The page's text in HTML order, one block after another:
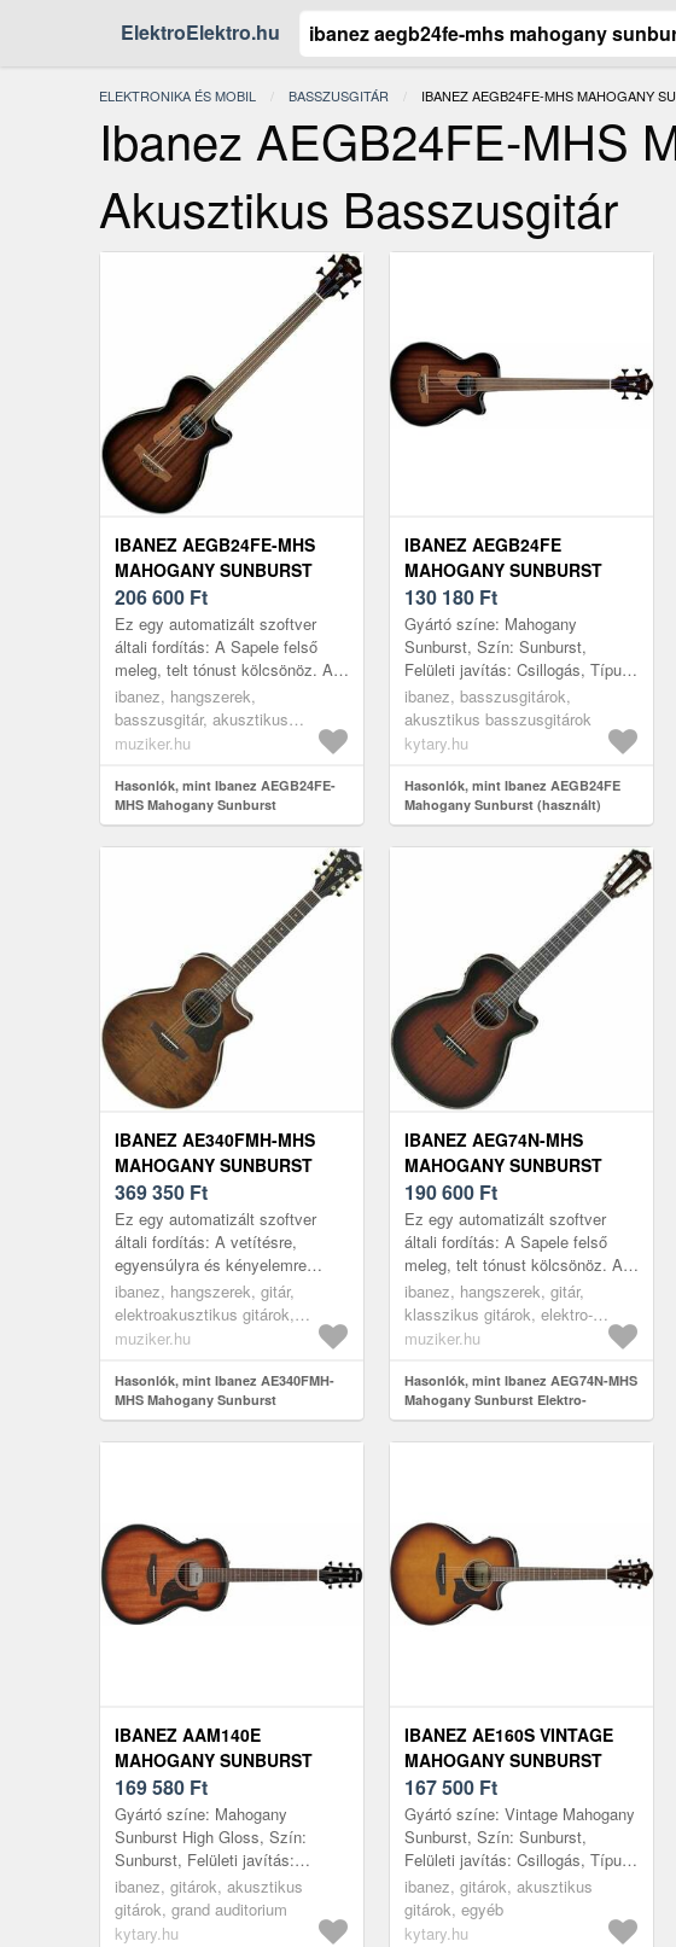
ElektroElektro.hu
ELEKTRONIKA ÉS MOBIL BASSZUSGITÁR JELENLEGI:
IBANEZ AEGB24FE-MHS MAHOGANY
Ibanez AEGB24FE-MHS
Akusztikus Basszusgitár
IBANEZ AEGB24FE-MHS
MAHOGANY SUNBURST
AKUSZTIKUS
BASSZUSGITÁR
206 600 Ft
Ez egy automatizált szoftver
általi fordítás: A Sapele felső
meleg, telt tónust kölcsönöz. A
Sapele hátoldala és oldalai telt
és meleg középső és é...
ibanez, hangszerek,
basszusgitár, akusztikus
basszusgitárok, burst
muziker.hu
Hasonlók, mint Ibanez AEGB24FE-
MHS Mahogany Sunburst
Akusztikus basszusgitár
IBANEZ AEGB24FE
MAHOGANY SUNBURST
(HASZNÁLT)
130 180 Ft
Gyártó színe: Mahogany
Sunburst, Szín: Sunburst,
Felületi javítás: Csillogás, Típus:
Singlecut, Húrok száma: 4,
Kivágás: Igen, Korpusz:
Rétegelt, E...
ibanez, basszusgitárok,
akusztikus basszusgitárok
kytary.hu
Hasonlók, mint Ibanez AEGB24FE
Mahogany Sunburst (használt)
IBANEZ AE340FMH-MHS
MAHOGANY SUNBURST
ELEKTROAKUSZTIKUS
GITÁR
369 350 Ft
Ez egy automatizált szoftver
általi fordítás: A vetítésre,
egyensúlyra és kényelemre
tervezett AE tökéletesen
kidolgozott, modern testformája a
vil...
ibanez, hangszerek, gitár,
elektroakusztikus gitárok,
elektroakusztikus jumbó gitárok,
muziker.hu
Hasonlók, mint Ibanez AE340FMH-
MHS Mahogany Sunburst
Elektroakusztikus gitár
IBANEZ AEG74N-MHS
MAHOGANY SUNBURST
ELEKTRO-KLASSZIKUS
GITÁR
190 600 Ft
Ez egy automatizált szoftver
általi fordítás: A Sapele felső
meleg, telt tónust kölcsönöz. A
Bocote hátulja és oldalai
gyönyörű fa erezetűek, és er...
ibanez, hangszerek, gitár,
klasszikus gitárok, elektro-
klasszikus gitárok, burst
muziker.hu
Hasonlók, mint Ibanez AEG74N-MHS
Mahogany Sunburst Elektro-
klasszikus gitár
IBANEZ AAM140E
MAHOGANY SUNBURST
169 580 Ft
Gyártó színe: Mahogany
Sunburst High Gloss, Szín:
Sunburst, Felületi javítás:
Csillogás, Típus: Grand
Auditorium, Kivágás: Nem,
Korpusz: Félmasszív...
ibanez, gitárok, akusztikus
gitárok, grand auditorium
kytary.hu
IBANEZ AE160S VINTAGE
MAHOGANY SUNBURST
167 500 Ft
Gyártó színe: Vintage Mahogany
Sunburst, Szín: Sunburst,
Felületi javítás: Csillogás, Típus:
AE, Kivágás: Igen, Korpusz:
Félmasszív, Első lap: Lucf...
ibanez, gitárok, akusztikus
gitárok, egyéb
kytary.hu